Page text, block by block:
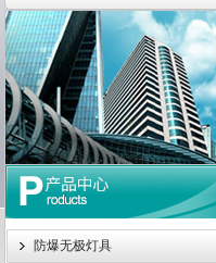
栏式无极灯 G9960-W120W
防爆泛光灯
防爆无极灯具